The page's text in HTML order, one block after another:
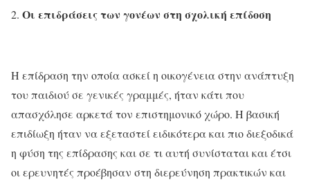
Οι επιδράσεις των γονέων στη σχολική επίδοση
Η επίδραση την οποία ασκεί η οικογένεια στην ανάπτυξη
του παιδιού σε γενικές γραμμές, ήταν κάτι που
απασχόλησε αρκετά τον επιστημονικό χώρο. Η βασική
επιδίωξη ήταν να εξεταστεί ειδικότερα και πιο διεξοδικά
η φύση της επίδρασης και σε τι αυτή συνίσταται και έτσι
οι ερευνητές προέβησαν στη διερεύνηση πρακτικών και